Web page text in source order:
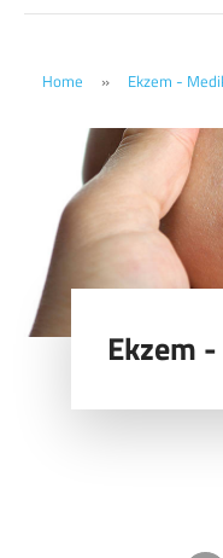
Home » Ekzem -
Ekzem